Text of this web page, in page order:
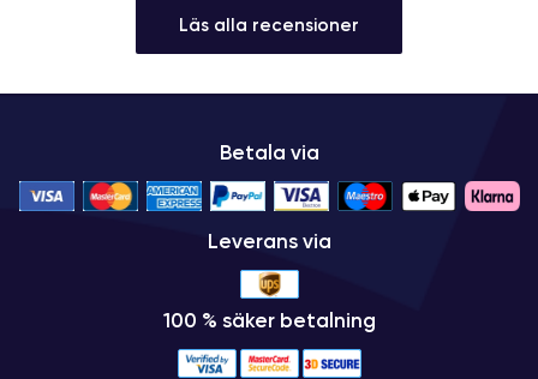
Läs alla recensioner
Betala via
Leverans via
100 % säker betalning